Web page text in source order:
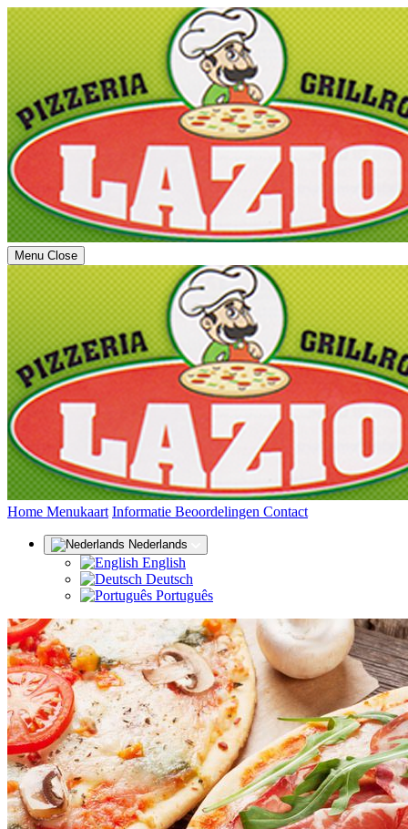
Menu Close
Home (huidige)
Menukaart Informatie Beoordelingen Contact
Nederlands
English
Deutsch
Português